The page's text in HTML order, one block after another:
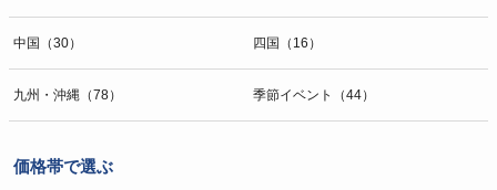
中国（30） 四国（16）
九州・沖縄（78） 季節イベント（44）
価格帯で選ぶ